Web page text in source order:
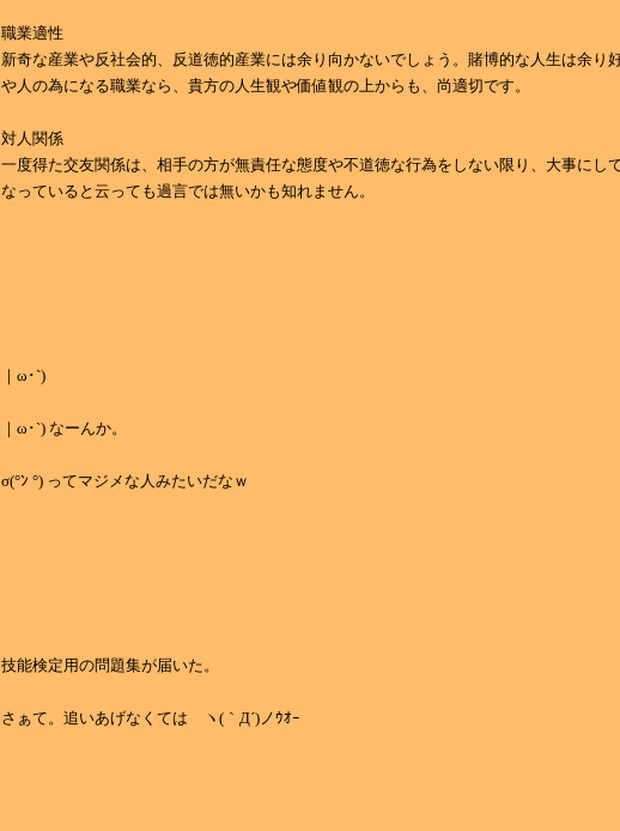
職業適性
新奇な産業や反社会的、反道徳的産業には余り向かないでしょう。賭博的な人生は余
や人の為になる職業なら、貴方の人生観や価値観の上からも、尚適切です。
対人関係
一度得た交友関係は、相手の方が無責任な態度や不道徳な行為をしない限り、大事に
なっていると云っても過言では無いかも知れません。
｜ω･`)
｜ω･`) なーんか。
σ(°ﾝ °) ってマジメな人みたいだなｗ
技能検定用の問題集が届いた。
さぁて。追いあげなくては ヽ(｀Д´)ノｳｵｰ